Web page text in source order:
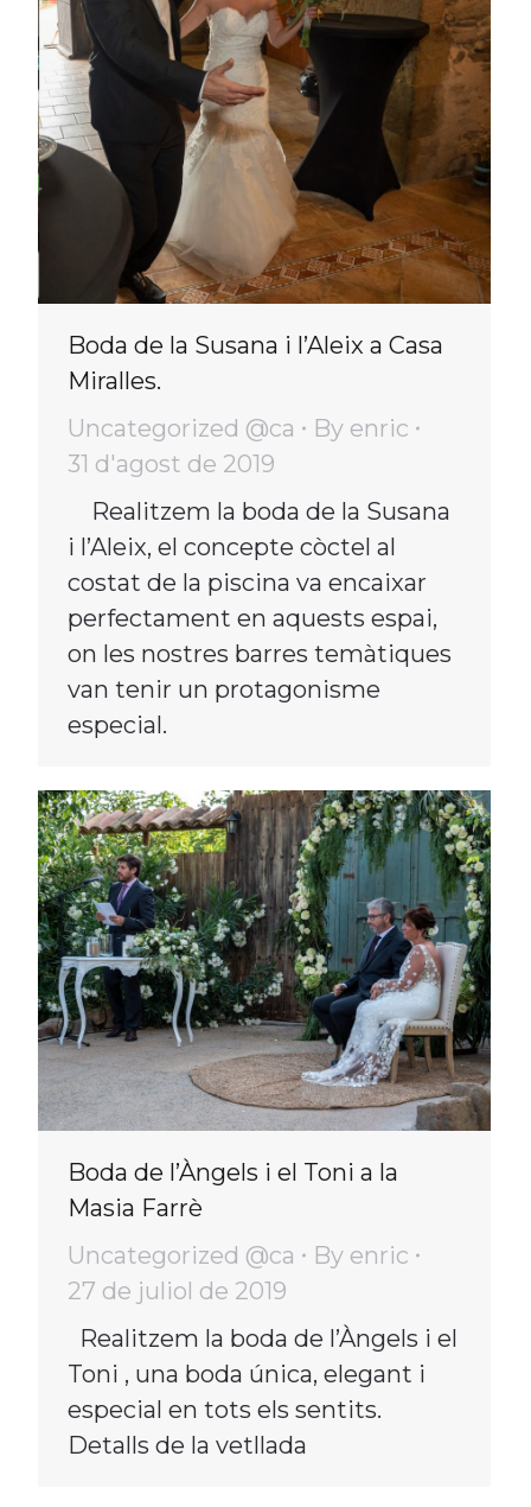
Boda de la Susana i l’Aleix a Casa
Miralles.
Uncategorized @ca
By enric
31 d'agost de 2019
Realitzem la boda de la Susana
i l’Aleix, el concepte còctel al
costat de la piscina va encaixar
perfectament en aquests espai,
on les nostres barres temàtiques
van tenir un protagonisme
especial.
Boda de l’Àngels i el Toni a la
Masia Farrè
Uncategorized @ca
By enric
27 de juliol de 2019
Realitzem la boda de l’Àngels i el
Toni , una boda única, elegant i
especial en tots els sentits.
Detalls de la vetllada